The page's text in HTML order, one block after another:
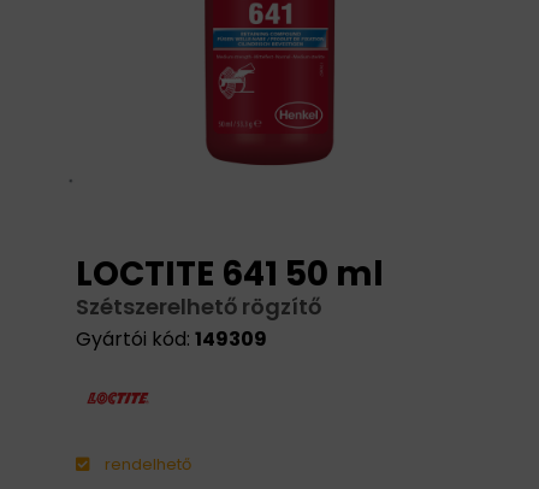
LOCTITE 641 50 ml
Szétszerelhető rögzítő
Gyártói kód: 149309
rendelhető